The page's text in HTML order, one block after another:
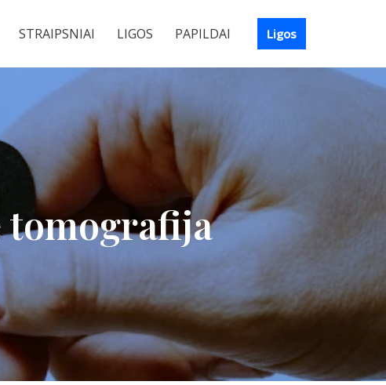
STRAIPSNIAI LIGOS PAPILDAI Ligos